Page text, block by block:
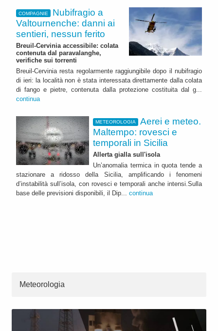
COMPAGNIE
Nubifragio a
Valtournenche: danni ai
sentieri, nessun ferito
Breuil-Cervinia accessibile: colata
contenuta dal paravalanghe,
verifiche sui torrenti
Breuil-Cervinia resta regolarmente raggiungibile dopo il nubifragio
di ieri: la località non è stata interessata direttamente dalla colata
di fango e pietre, contenuta dalla protezione costituita dal g...
continua
METEOROLOGIA
Aerei e meteo.
Maltempo: rovesci e
temporali in Sicilia
Allerta gialla sull'isola
Un’anomalia termica in quota tende a
stazionare a ridosso della Sicilia, amplificando i fenomeni
d’instabilità sull’isola, con rovesci e temporali anche intensi.Sulla
base delle previsioni disponibili, il Dip... continua
Meteorologia